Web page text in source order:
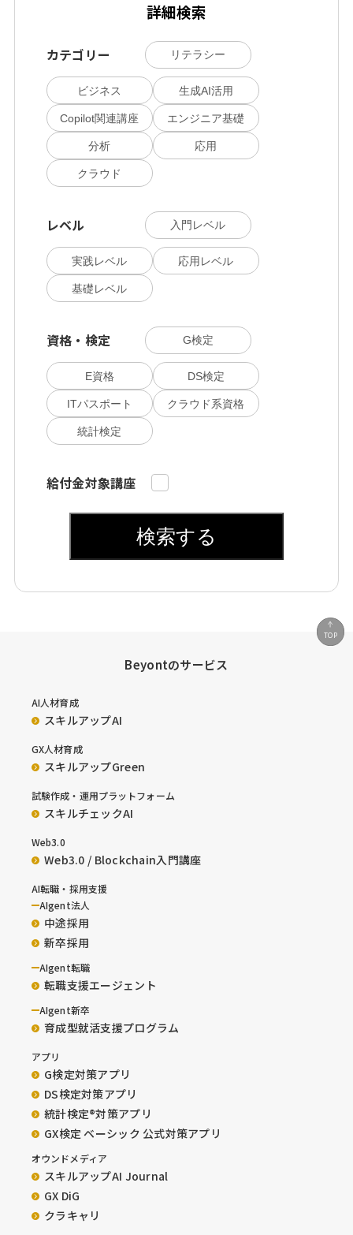
詳細検索
カテゴリー リテラシー
ビジネス 生成AI活用
Copilot関連講座 エンジニア基礎
分析 応用
クラウド
レベル 入門レベル
実践レベル 応用レベル
基礎レベル
資格・検定 G検定
E資格 DS検定
ITパスポート クラウド系資格
統計検定
給付金対象講座
検索する
TOP
Beyontのサービス
AI人材育成
スキルアップAI
GX人材育成
スキルアップGreen
試験作成・運用プラットフォーム
スキルチェックAI
Web3.0
Web3.0 / Blockchain入門講座
AI転職・採用支援
AIgent法人
中途採用
新卒採用
AIgent転職
転職支援エージェント
AIgent新卒
育成型就活支援プログラム
アプリ
G検定対策アプリ
DS検定対策アプリ
統計検定®︎対策アプリ
GX検定 ベーシック 公式対策アプリ
オウンドメディア
スキルアップAI Journal
GX DiG
クラキャリ